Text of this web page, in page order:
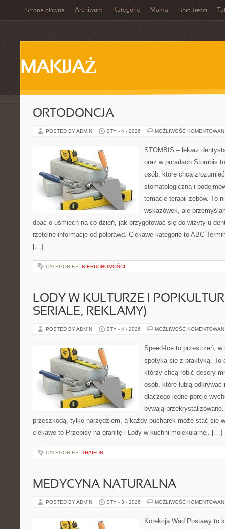
Strona główna Archiwum Kategorie Mama Spis Treści
MAKIJAŻ
ORTODONCJA
POSTED BY ADMIN STY - 4 - 2026 MOŻLIWOŚĆ
STOMBIS – lekarz
oraz w poradach Stombis
osób, które chcą
stomatologiczną i
temacie terapii zębów. To
wskazówek, ale
dbać o uśmiech na co dzień, jak przygotować się do wizyty u
rzetelne informacje od półprawd. Ciekawe kategorie to ABC
[…]
CATEGORIES: NIERUCHOMOŚCI
LODY W KULTURZE I
SERIALE, REKLAMY)
POSTED BY ADMIN STY - 4 - 2026 MOŻLIWOŚĆ
Speed-Ice to przestrzeń, w
spotyka się z praktyką. To
którzy chcą robić desery
osób, które lubią
dlaczego jedne porcje
bywają
przeszkodą, tylko narzędziem, a każdy pucharek może stać się
ciekawe to Przepisy na granitę i Lody w kuchni molekularnej. […]
CATEGORIES: THAIFUN
MEDYCYNA NATURALNA
POSTED BY ADMIN STY - 3 - 2026 MOŻLIWOŚĆ
Korekcja Wad Postawy to